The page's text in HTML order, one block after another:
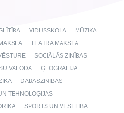
VIDUSSKOLA
MŪZIKA
TEĀTRA MĀKSLA
SOCIĀLĀS ZINĪBAS
VALODA
ĢEOGRĀFIJA
DABASZINĪBAS
TEHNOLOĢIJAS
SPORTS UN VESELĪBA